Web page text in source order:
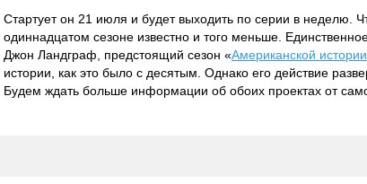
Стартует он 21 июля и будет выходить по серии в неделю.
одиннадцатом сезоне известно и того меньше.
Джон Ландграф, предстоящий сезон «Американской
истории, как это было с десятым. Однако его действие
Будем ждать больше информации об обоих проектах от